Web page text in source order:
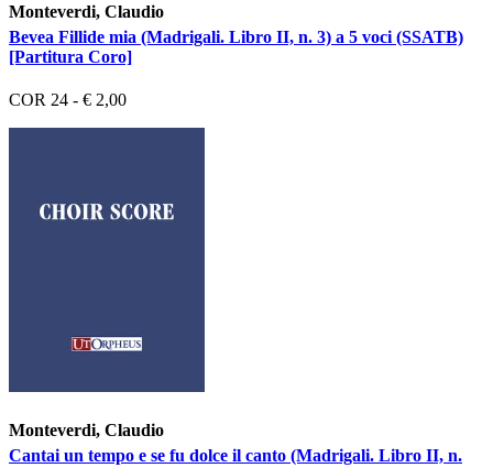
Monteverdi, Claudio
Bevea Fillide mia (Madrigali. Libro II, n. 3) a 5 voci (SSATB)
[Partitura Coro]
COR 24 - € 2,00
Monteverdi, Claudio
Cantai un tempo e se fu dolce il canto (Madrigali. Libro II, n.